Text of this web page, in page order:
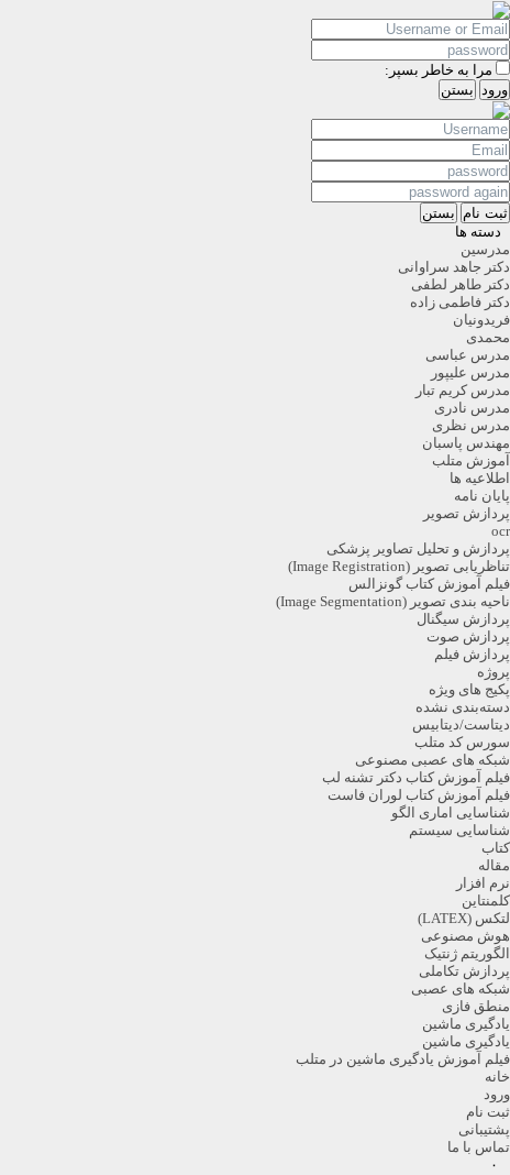
مرا به خاطر بسپر:
ورود بستن
ثبت نام بستن
دسته ها
مدرسین
دکتر جاهد سراوانی
دکتر طاهر لطفی
دکتر فاطمی زاده
فریدونیان
محمدی
مدرس عباسی
مدرس علیپور
مدرس کریم تبار
مدرس نادری
مدرس نظری
مهندس پاسبان
آموزش متلب
اطلاعیه ها
پایان نامه
پردازش تصویر
ocr
پردازش و تحلیل تصاویر پزشکی
تناظریابی تصویر (Image Registration)
فیلم آموزش کتاب گونزالس
ناحیه بندی تصویر (Image Segmentation)
پردازش سیگنال
پردازش صوت
پردازش فیلم
پروژه
پکیج های ویژه
دسته‌بندی نشده
دیتاست/دیتابیس
سورس کد متلب
شبکه های عصبی مصنوعی
فیلم آموزش کتاب دکتر تشنه لب
فیلم آموزش کتاب لوران فاست
شناسایی اماری الگو
شناسایی سیستم
کتاب
مقاله
نرم افزار
کلمنتاین
لتکس (LATEX)
هوش مصنوعی
الگوریتم ژنتیک
پردازش تکاملی
شبکه های عصبی
منطق فازی
یادگیری ماشین
یادگیری ماشین
فیلم آموزش یادگیری ماشین در متلب
خانه
ورود
ثبت نام
پشتیبانی
تماس با ما
۰